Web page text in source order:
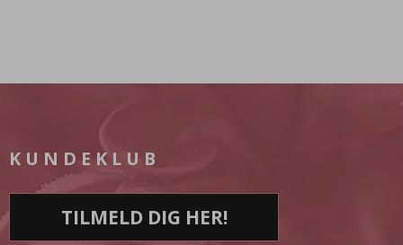
KUNDEKLUB
TILMELD DIG HER!